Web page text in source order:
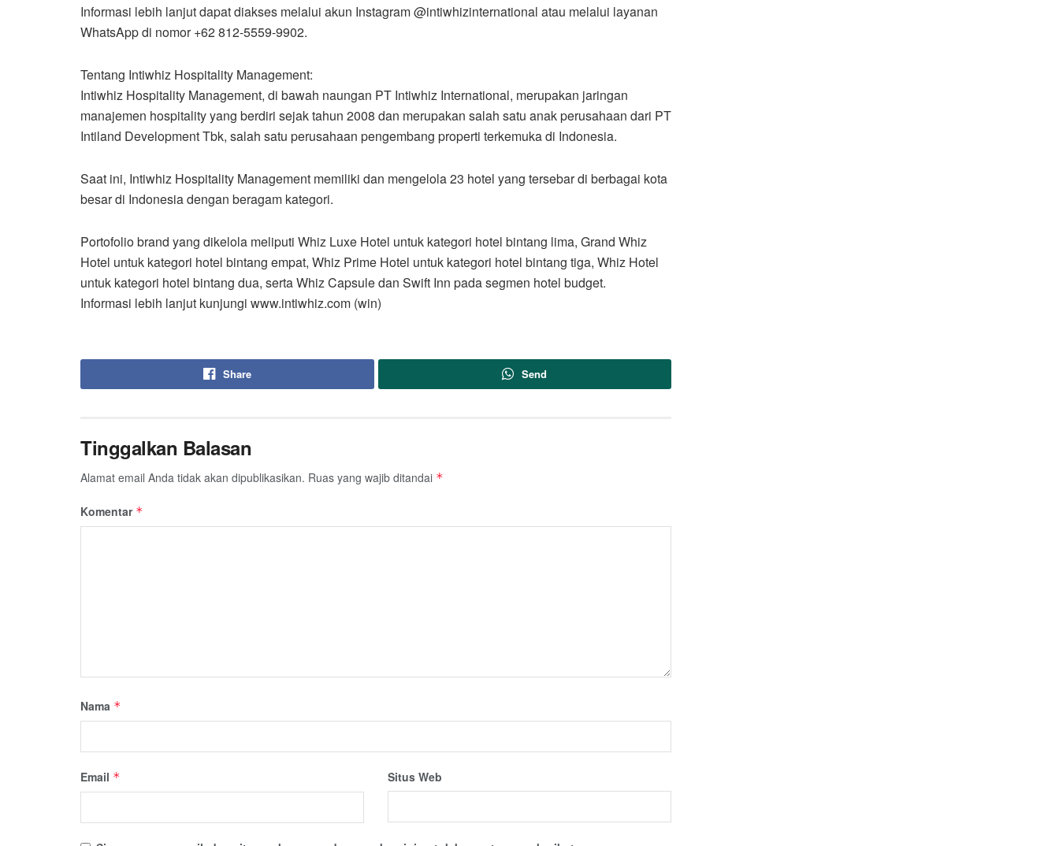
Informasi lebih lanjut dapat diakses melalui akun Instagram @intiwhizinternational atau melalui layanan
WhatsApp di nomor +62 812-5559-9902.
Tentang Intiwhiz Hospitality Management:
Intiwhiz Hospitality Management, di bawah naungan PT Intiwhiz International, merupakan jaringan
manajemen hospitality yang berdiri sejak tahun 2008 dan merupakan salah satu anak perusahaan dari PT
Intiland Development Tbk, salah satu perusahaan pengembang properti terkemuka di Indonesia.
Saat ini, Intiwhiz Hospitality Management memiliki dan mengelola 23 hotel yang tersebar di berbagai kota
besar di Indonesia dengan beragam kategori.
Portofolio brand yang dikelola meliputi Whiz Luxe Hotel untuk kategori hotel bintang lima, Grand Whiz
Hotel untuk kategori hotel bintang empat, Whiz Prime Hotel untuk kategori hotel bintang tiga, Whiz Hotel
untuk kategori hotel bintang dua, serta Whiz Capsule dan Swift Inn pada segmen hotel budget.
Informasi lebih lanjut kunjungi www.intiwhiz.com (win)
Share Send
Tinggalkan Balasan
Alamat email Anda tidak akan dipublikasikan. Ruas yang wajib ditandai *
Komentar *
Nama *
Email * Situs Web